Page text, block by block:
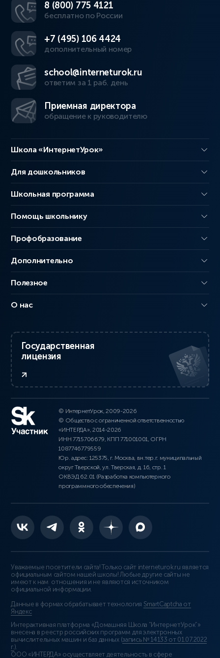
8 (800) 775 4121
бесплатно по России
+7 (495) 106 4424
дополнительный номер
school@interneturok.ru
ответим за 1 раб. день
Приемная директора
обращение к руководителю
Школа «ИнтернетУрок»
Для дошкольников
Школьная программа
Помощь школьнику
Профобразование
Дополнительно
Полезное
О нас
Государственная
лицензия
© ИнтернетУрок, 2009-2026
© Общество с ограниченной ответственностью
«ИНТЕРДА», 2014-2026
ИНН 7715706679, КПП 771001001, ОГРН
1087746779559
Юр. адрес: 125375, г. Москва, вн.тер.г. муниципальный
округ Тверской, ул. Тверская, д. 16, стр. 1
ОКВЭД 62.01 (Разработка компьютерного
программного обеспечения)
Уважаемые посетители сайта! Только сайт interneturok.ru является
официальным сайтом нашей школы! Любые другие сайты не
имеют к нам отношения и не являются источником
официальной информации.
Данные в формах обрабатывает технология SmartCaptcha от
Яндекс
Интерактивная платформа «Домашняя Школа “ИнтернетУрок”»
внесена в реестр российских программ для электронных
вычислительных машин и баз данных (запись № 14133 от 01.07.2022
г.).
ООО «ИНТЕРДА» осуществляет деятельность в сфере